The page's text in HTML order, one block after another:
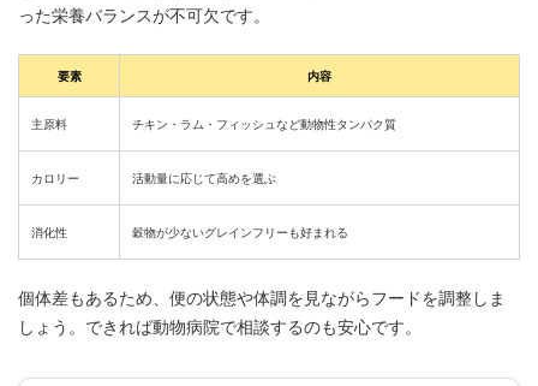
った栄養バランスが不可欠です。
要素 内容
主原料 チキン・ラム・フィッシュなど動物性タンパク質
カロリー 活動量に応じて高めを選ぶ
消化性 穀物が少ないグレインフリーも好まれる
個体差もあるため、便の状態や体調を見ながらフードを調整しま
しょう。できれば動物病院で相談するのも安心です。